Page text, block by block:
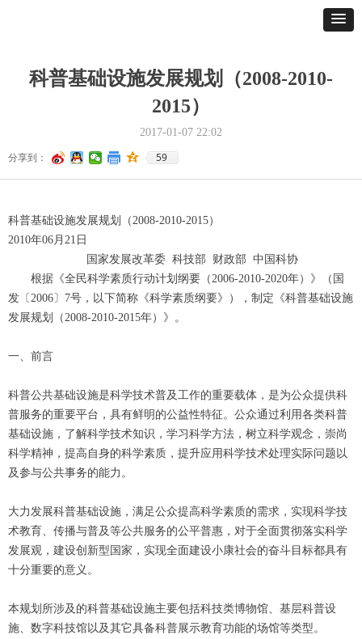
科普基础设施发展规划（2008-2010-
2015）
2017-01-07 22:02
科普基础设施发展规划（2008-2010-2015）
2010年06月21日
国家发展改革委 科技部 财政部 中国科协
根据《全民科学素质行动计划纲要（2006-2010-2020年）》（国
发〔2006〕7号，以下简称《科学素质纲要》），制定《科普基础设施
发展规划（2008-2010-2015年）》。
一、前言
科普公共基础设施是科学技术普及工作的重要载体，是为公众提供科
普服务的重要平台，具有鲜明的公益性特征。公众通过利用各类科普
基础设施，了解科学技术知识，学习科学方法，树立科学观念，崇尚
科学精神，提高自身的科学素质，提升应用科学技术处理实际问题以
及参与公共事务的能力。
大力发展科普基础设施，满足公众提高科学素质的需求，实现科学技
术教育、传播与普及等公共服务的公平普惠，对于全面贯彻落实科学
发展观，建设创新型国家，实现全面建设小康社会的奋斗目标都具有
十分重要的意义。
本规划所涉及的科普基础设施主要包括科技类博物馆、基层科普设
施、数字科技馆以及其它具备科普展示教育功能的场馆等类型。
分享到： 59